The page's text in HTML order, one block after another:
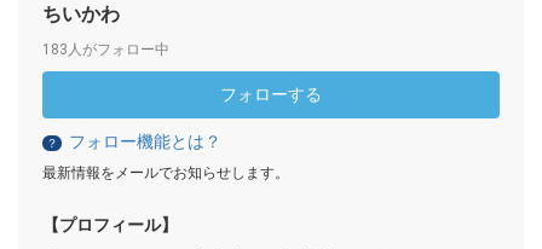
ちいかわ
183人がフォロー中
フォローする
？ フォロー機能とは？
最新情報をメールでお知らせします。
【プロフィール】